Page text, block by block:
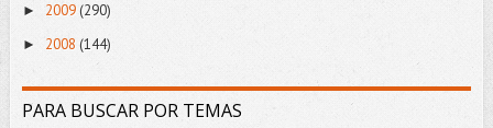
► 2009(290)
► 2008 (144)
PARA BUSCAR POR TEMAS